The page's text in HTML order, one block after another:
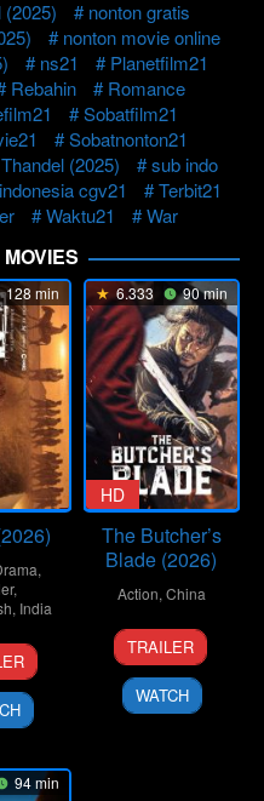
(2025)
nonton gratis
nonton movie online
ns21
Planetfilm21
Rebahin
Romance
Sobatfilm21
Sobatnonton21
(2025)
sub indo
cgv21
Terbit21
Waktu21 War
128 min
,
,
, India
6.333 90 min
HD
The Butcher’s
Blade (2026)
Action, China
8
Jan
2026
Liu
Wenpu
TRAILER
WATCH
94 min